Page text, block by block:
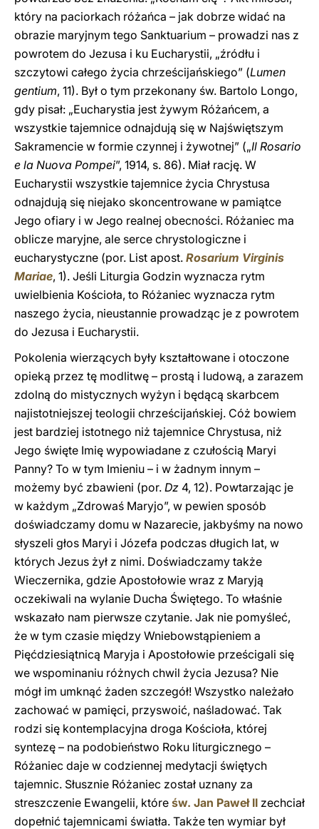
który na paciorkach różańca – jak dobrze widać na
obrazie maryjnym tego Sanktuarium – prowadzi nas z
powrotem do Jezusa i ku Eucharystii, „źródłu i
szczytowi całego życia chrześcijańskiego” (Lumen
gentium, 11). Był o tym przekonany św. Bartolo Longo,
gdy pisał: „Eucharystia jest żywym Różańcem, a
wszystkie tajemnice odnajdują się w Najświętszym
Sakramencie w formie czynnej i żywotnej” („Il Rosario
e la Nuova Pompei”, 1914, s. 86). Miał rację. W
Eucharystii wszystkie tajemnice życia Chrystusa
odnajdują się niejako skoncentrowane w pamiątce
Jego ofiary i w Jego realnej obecności. Różaniec ma
oblicze maryjne, ale serce chrystologiczne i
eucharystyczne (por. List apost. Rosarium Virginis
Mariae, 1). Jeśli Liturgia Godzin wyznacza rytm
uwielbienia Kościoła, to Różaniec wyznacza rytm
naszego życia, nieustannie prowadząc je z powrotem
do Jezusa i Eucharystii.
Pokolenia wierzących były kształtowane i otoczone
opieką przez tę modlitwę – prostą i ludową, a zarazem
zdolną do mistycznych wyżyn i będącą skarbcem
najistotniejszej teologii chrześcijańskiej. Cóż bowiem
jest bardziej istotnego niż tajemnice Chrystusa, niż
Jego święte Imię wypowiadane z czułością Maryi
Panny? To w tym Imieniu – i w żadnym innym –
możemy być zbawieni (por. Dz 4, 12). Powtarzając je
w każdym „Zdrowaś Maryjo”, w pewien sposób
doświadczamy domu w Nazarecie, jakbyśmy na nowo
słyszeli głos Maryi i Józefa podczas długich lat, w
których Jezus żył z nimi. Doświadczamy także
Wieczernika, gdzie Apostołowie wraz z Maryją
oczekiwali na wylanie Ducha Świętego. To właśnie
wskazało nam pierwsze czytanie. Jak nie pomyśleć,
że w tym czasie między Wniebowstąpieniem a
Pięćdziesiątnicą Maryja i Apostołowie prześcigali się
we wspominaniu różnych chwil życia Jezusa? Nie
mógł im umknąć żaden szczegół! Wszystko należało
zachować w pamięci, przyswoić, naśladować. Tak
rodzi się kontemplacyjna droga Kościoła, której
syntezę – na podobieństwo Roku liturgicznego –
Różaniec daje w codziennej medytacji świętych
tajemnic. Słusznie Różaniec został uznany za
streszczenie Ewangelii, które św. Jan Paweł II zechciał
dopełnić tajemnicami światła. Także ten wymiar był